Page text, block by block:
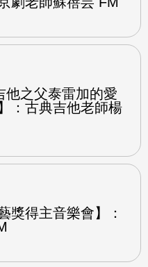
他之父泰雷加的愛
：古典吉他老師楊
獎得主音樂會】：